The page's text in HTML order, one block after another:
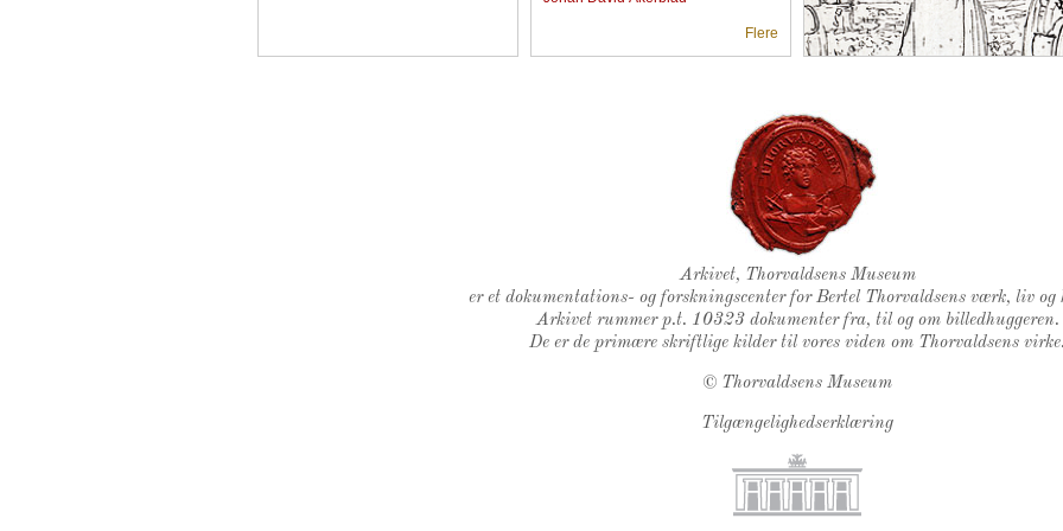
Flere
Thorvaldsens Segl
Arkivet, Thorvaldsens Museum
er et dokumentations- og forskningscenter for Bertel Thorvaldsens værk, liv og
Arkivet rummer p.t. 10323 dokumenter fra, til og om billedhuggeren.
De er de primære skriftlige kilder til vores viden om Thorvaldsens virke.
© Thorvaldsens Museum
Tilgængelighedserklæring